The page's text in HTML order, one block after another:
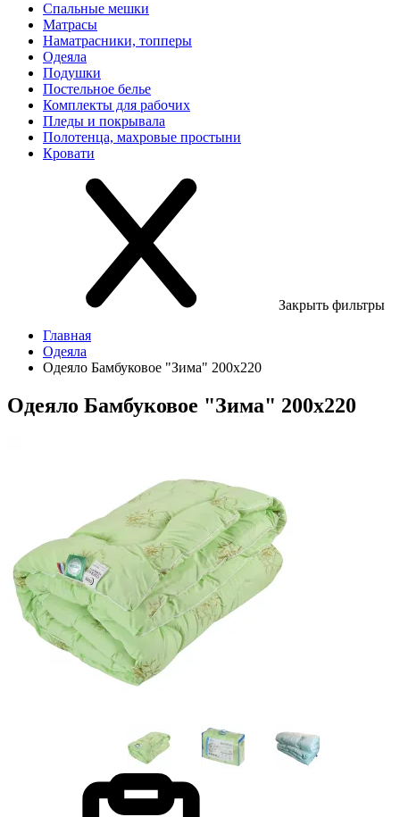
Спальные мешки
Матрасы
Наматрасники, топперы
Одеяла
Подушки
Постельное белье
Комплекты для рабочих
Пледы и покрывала
Полотенца, махровые простыни
Кровати
Закрыть фильтры
Главная
Одеяла
Одеяло Бамбуковое "Зима" 200х220
Одеяло Бамбуковое "Зима" 200х220